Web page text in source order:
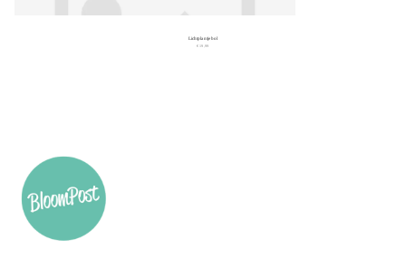
Lichtplantje bol
€ 19,99